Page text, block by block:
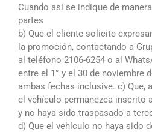
Cuando así se indique de
partes
b) Que el cliente solicite
la promoción, contactando a
al teléfono 2106-6254 o al
entre el 1° y el 30 de noviembre
ambas fechas inclusive. c) Que,
el vehículo permanezca inscrito
y no haya sido traspasado a
d) Que el vehículo no haya sido